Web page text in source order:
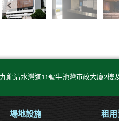
九龍清水灣道11號牛池灣市政大廈2樓
場地設施 租用